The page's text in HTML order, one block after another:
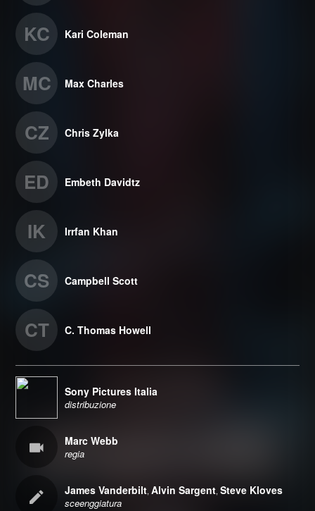
KC Kari Coleman
MC Max Charles
CZ Chris Zylka
ED Embeth Davidtz
IK Irrfan Khan
CS Campbell Scott
CT C. Thomas Howell
Sony Pictures Italia
distribuzione
Marc Webb
regia
James Vanderbilt,Alvin Sargent,Steve Kloves
sceenggiatura